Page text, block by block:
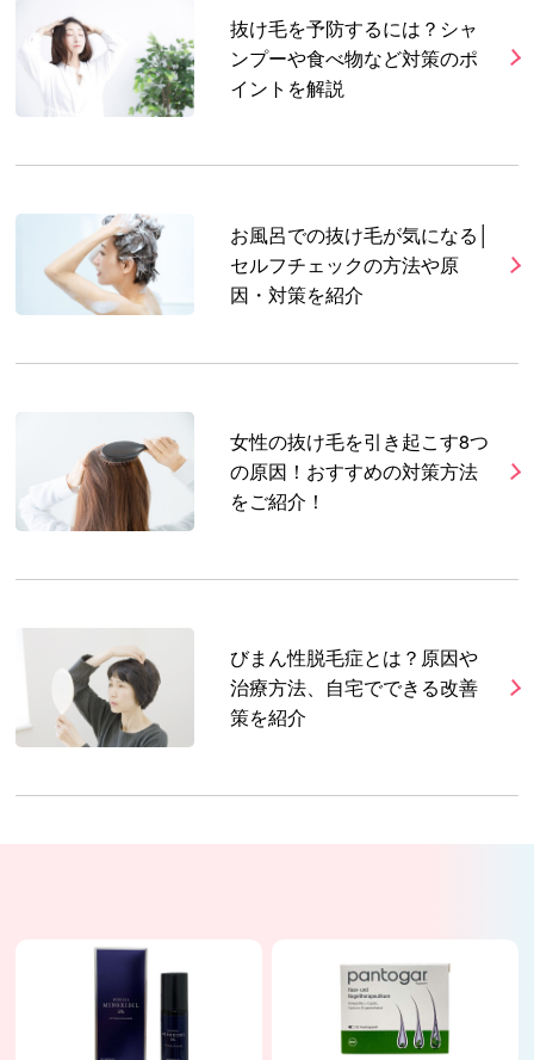
抜け毛を予防するには？シャ
ンプーや食べ物など対策のポ
イントを解説
お風呂での抜け毛が気になる│
セルフチェックの方法や原
因・対策を紹介
女性の抜け毛を引き起こす8つ
の原因！おすすめの対策方法
をご紹介！
びまん性脱毛症とは？原因や
治療方法、自宅でできる改善
策を紹介